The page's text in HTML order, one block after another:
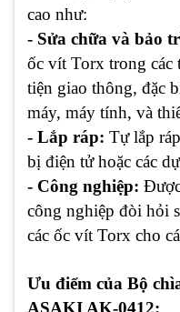
cao như:
- Sửa chữa và bảo
ốc vít Torx trong các
tiện giao thông, đặc
máy, máy tính, và
- Lắp ráp: Tự lắp
bị điện tử hoặc các
- Công nghiệp:
công nghiệp đòi hỏi
các ốc vít Torx cho
Ưu điểm của Bộ
ASAKI AK-0412: